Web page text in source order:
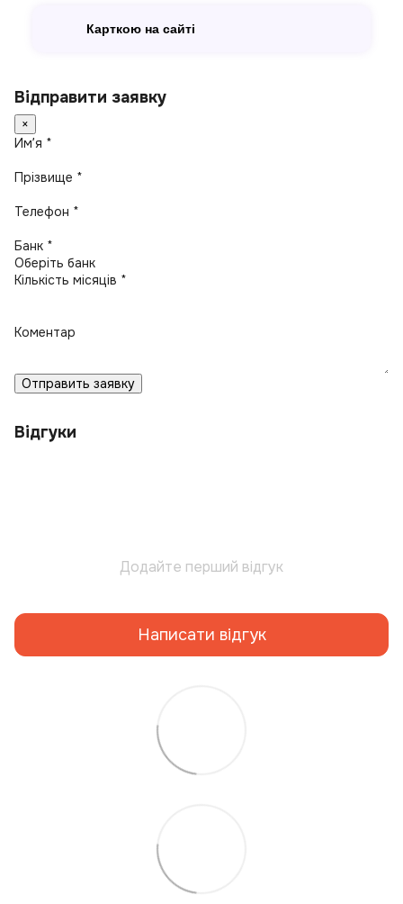
Карткою на сайті
Відправити заявку
×
Имʼя *
Прізвище *
Телефон *
Банк *
Кількість місяців *
Коментар
Отправить заявку
Відгуки
Додайте перший відгук
Написати відгук